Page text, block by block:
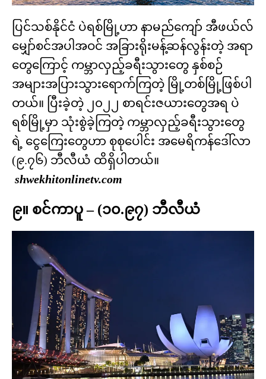
ပြင်သစ်နိုင်ငံ ပဲရစ်မြို့ဟာ နာမည်ကျော် အီဖယ်လ်
မျှော်စင်အပါအဝင် အခြားရိုးမန့်ဆန်လွန်းတဲ့ အရာ
တွေကြောင့် ကမ္ဘာလှည့်ခရီးသွားတွေ နှစ်စဉ်
အများအပြားသွားရောက်ကြတဲ့ မြို့တစ်မြို့ဖြစ်ပါ
တယ်။ ပြီးခဲ့တဲ့ ၂၀၂၂ စာရင်းဇယားတွေအရ ပဲ
ရစ်မြို့မှာ သုံးစွဲခဲ့ကြတဲ့ ကမ္ဘာလှည့်ခရီးသွားတွေ
ရဲ့ ငွေကြေးတွေဟာ စုစုပေါင်း အမေရိကန်ဒေါ်လာ
(၉.၇၆) ဘီလီယံ ထိရှိပါတယ်။
shwekhitonlinetv.com
၉။ စင်ကာပူ – (၁၀.၉၇) ဘီလီယံ